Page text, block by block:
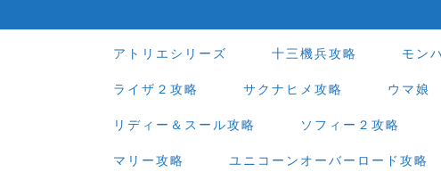
アトリエシリーズ 十三機兵攻略 モン
ライザ２攻略 サクナヒメ攻略 ウマ娘
リディー＆スール攻略 ソフィー２攻略
マリー攻略 ユニコーンオーバーロード攻略